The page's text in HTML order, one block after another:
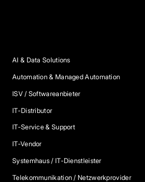
AI & Data Solutions
Automation & Managed Automation
ISV / Softwareanbieter
IT-Distributor
IT-Service & Support
IT-Vendor
Systemhaus / IT-Dienstleister
Telekommunikation / Netzwerkprovider